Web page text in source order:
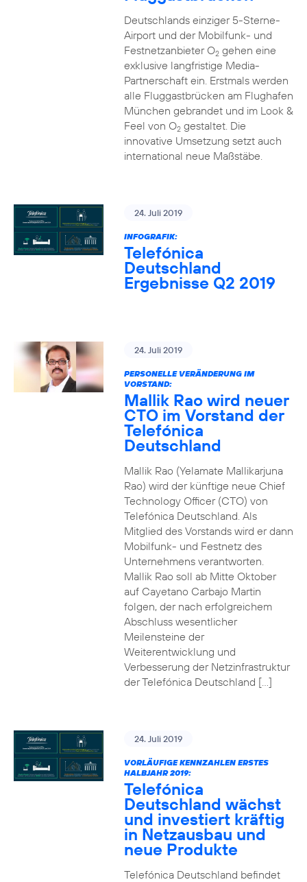
Deutschlands einziger 5-Sterne-
Airport und der Mobilfunk- und
Festnetzanbieter O2gehen eine
exklusive langfristige Media-
Partnerschaft ein. Erstmals werden
alle Fluggastbrücken am Flughafen
München gebrandet und im Look &
Feel von O2gestaltet. Die
innovative Umsetzung setzt auch
international neue Maßstäbe.
24. Juli 2019
INFOGRAFIK:
Telefónica
Deutschland
Ergebnisse Q2 2019
24. Juli 2019
PERSONELLE VERÄNDERUNG IM
VORSTAND:
Mallik Rao wird neuer
CTO im Vorstand der
Telefónica
Deutschland
Mallik Rao (Yelamate Mallikarjuna
Rao) wird der künftige neue Chief
Technology Officer (CTO) von
Telefónica Deutschland. Als
Mitglied des Vorstands wird er dann
Mobilfunk- und Festnetz des
Unternehmens verantworten.
Mallik Rao soll ab Mitte Oktober
auf Cayetano Carbajo Martin
folgen, der nach erfolgreichem
Abschluss wesentlicher
Meilensteine der
Weiterentwicklung und
Verbesserung der Netzinfrastruktur
der Telefónica Deutschland […]
24. Juli 2019
VORLÄUFIGE KENNZAHLEN ERSTES
HALBJAHR 2019:
Telefónica
Deutschland wächst
und investiert kräftig
in Netzausbau und
neue Produkte
Telefónica Deutschland befindet